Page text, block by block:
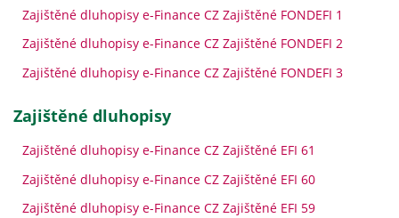
Zajištěné dluhopisy e-Finance CZ Zajištěné FONDEFI 1
Zajištěné dluhopisy e-Finance CZ Zajištěné FONDEFI 2
Zajištěné dluhopisy e-Finance CZ Zajištěné FONDEFI 3
zajištěné dluhopisy
Zajištěné dluhopisy e-Finance CZ Zajištěné EFI 61
Zajištěné dluhopisy e-Finance CZ Zajištěné EFI 60
Zajištěné dluhopisy e-Finance CZ Zajištěné EFI 59